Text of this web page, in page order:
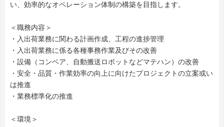
い、効率的なオペレーション体制の構築を目指します。
＜職務内容＞
・入出荷業務に関わる計画作成、工程の進捗管理
・入出荷業務に係る各種事務作業及びその改善
・設備（コンベア、自動搬送ロボットなどマテハン）の改善
・安全・品質・作業効率の向上に向けたプロジェクトの立案或い
は推進
・業務標準化の推進
＜環境＞